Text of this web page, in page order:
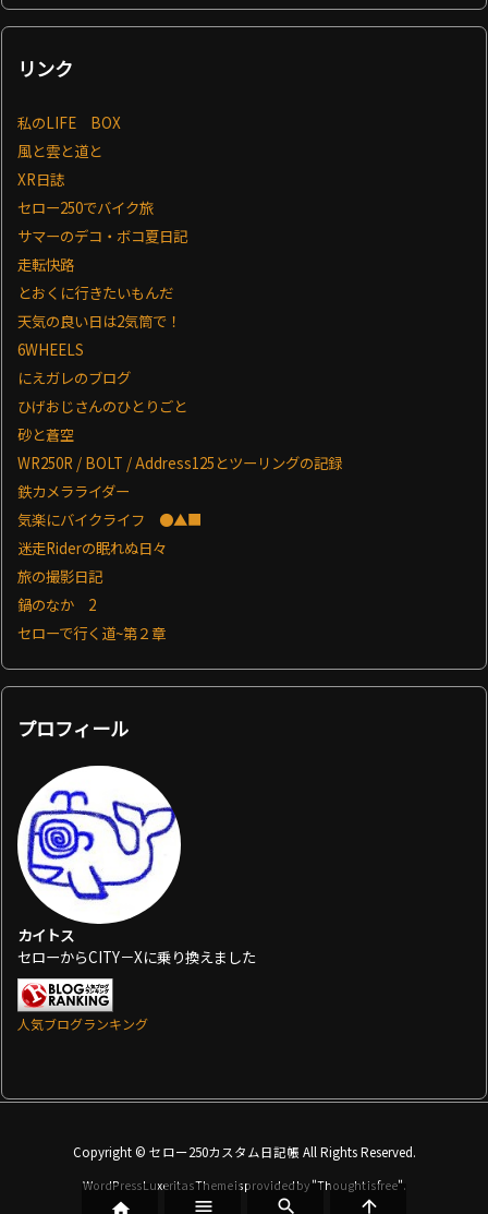
リンク
私のLIFE BOX
風と雲と道と
XR日誌
セロー250でバイク旅
サマーのデコ・ボコ夏日記
走転快路
とおくに行きたいもんだ
天気の良い日は2気筒で！
6WHEELS
にえガレのブログ
ひげおじさんのひとりごと
砂と蒼空
WR250R / BOLT / Address125とツーリングの記録
鉄カメラライダー
気楽にバイクライフ ●▲■
迷走Riderの眠れぬ日々
旅の撮影日記
鍋のなか 2
セローで行く道~第２章
プロフィール
カイトス
セローからCITY－Xに乗り換えました
人気ブログランキング
Copyright © セロー250カスタム日記帳 All Rights Reserved.
WordPress Luxeritas Theme is provided by "Thought is free".
   